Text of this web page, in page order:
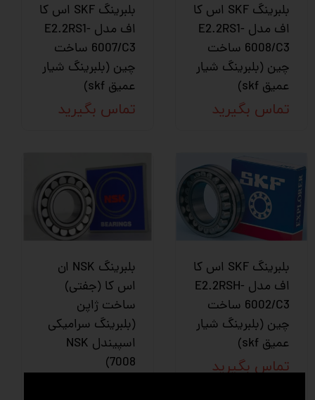
بلبرینگ SKF اس کا
اف مدل E2.2RS1-
6008/C3 ساخت
چین (بلبرینگ شیار
عمیق skf)
تماس بگیرید
بلبرینگ SKF اس کا
اف مدل E2.2RS1-
6007/C3 ساخت
چین (بلبرینگ شیار
عمیق skf)
تماس بگیرید
بلبرینگ SKF اس کا
اف مدل E2.2RSH-
6002/C3 ساخت
چین (بلبرینگ شیار
عمیق skf)
تماس بگیرید
بلبرینگ NSK ان
اس کا (جفتی)
ساخت ژاپن
(بلبرینگ سرامیکی
اسپیندل NSK
7008)